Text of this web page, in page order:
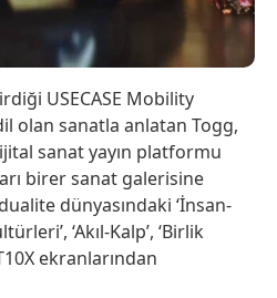
USECASE Mobility
olan sanatla anlatan Togg,
sanat yayın platformu
birer sanat galerisine
dünyasındaki ‘İnsan-
‘Akıl-Kalp’, ‘Birlik
ekranlarından